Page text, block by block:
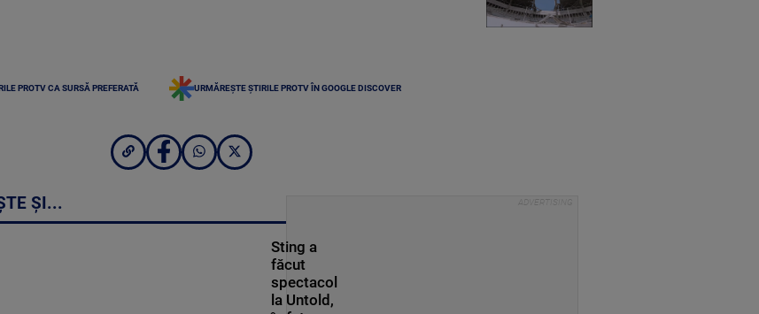
PROTV CA SURSĂ PREFERATĂ URMĂREȘTE ȘTIRILE PROTV ÎN GOOGLE DISCOVER
ȘI...
Sting a
făcut
spectacol
la Untold,